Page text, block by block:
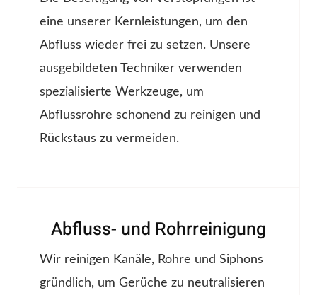
eine unserer Kernleistungen, um den
Abfluss wieder frei zu setzen. Unsere
ausgebildeten Techniker verwenden
spezialisierte Werkzeuge, um
Abflussrohre schonend zu reinigen und
Rückstaus zu vermeiden.
Abfluss- und Rohrreinigung
Wir reinigen Kanäle, Rohre und Siphons
gründlich, um Gerüche zu neutralisieren